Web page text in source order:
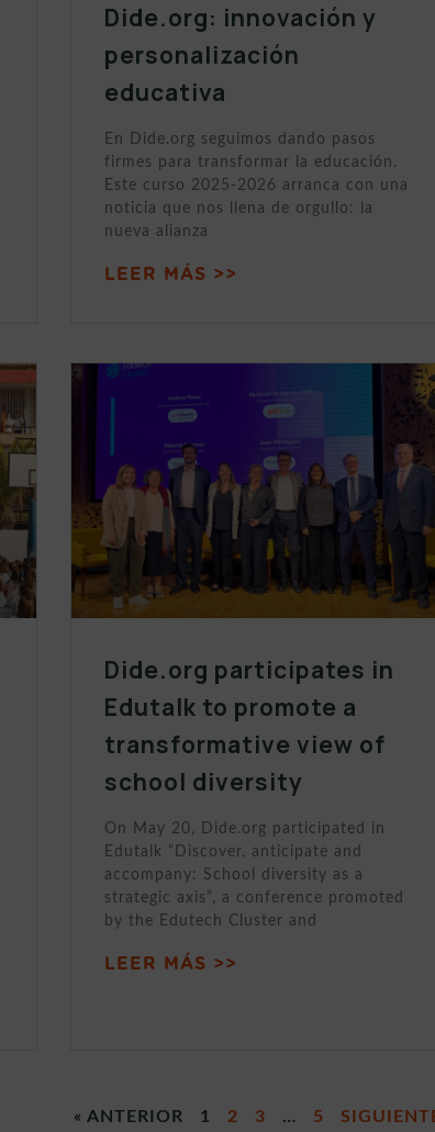
Dide.org: innovación y
personalización
educativa
En Dide.org seguimos dando pasos
firmes para transformar la educación.
Este curso 2025-2026 arranca con una
noticia que nos llena de orgullo: la
nueva alianza
LEER MÁS >>
Dide.org participates in
Edutalk to promote a
transformative view of
school diversity
On May 20, Dide.org participated in
Edutalk “Discover, anticipate and
accompany: School diversity as a
strategic axis”, a conference promoted
by the Edutech Cluster and
LEER MÁS >>
« ANTERIOR 1 2 3 … 5